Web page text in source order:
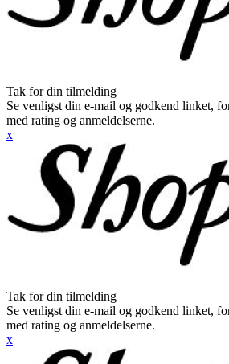
Tak for din tilmelding
Se venligst din e-mail og godkend linket,
med rating og anmeldelserne.
x
Tak for din tilmelding
Se venligst din e-mail og godkend linket,
med rating og anmeldelserne.
x